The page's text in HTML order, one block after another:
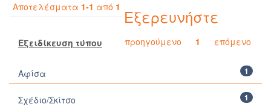
Αποτελέσματα 1-1 από 1
προηγούμενο 1 επόμενο
Εξερευνήστε
Εξειδίκευση τύπου
1
Αφίσα
1
Σχέδιο/Σκίτσο